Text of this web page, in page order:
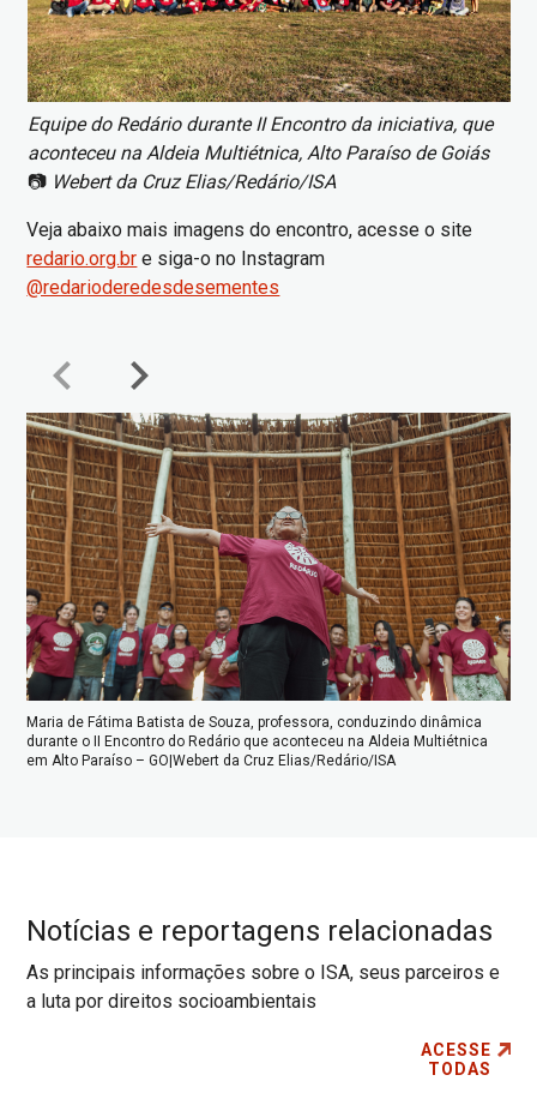
Equipe do Redário durante II Encontro da iniciativa, que
aconteceu na Aldeia Multiétnica, Alto Paraíso de Goiás
📷 Webert da Cruz Elias/Redário/ISA
Veja abaixo mais imagens do encontro, acesse o site
redario.org.br e siga-o no Instagram
@redarioderedesdesementes
keyboard_arrow_left keyboard_arrow_right
Maria de Fátima Batista de Souza, professora, conduzindo dinâmica
durante o II Encontro do Redário que aconteceu na Aldeia Multiétnica
em Alto Paraíso – GO|Webert da Cruz Elias/Redário/ISA
Notícias e reportagens relacionadas
As principais informações sobre o ISA, seus parceiros e
a luta por direitos socioambientais
ACESSE
TODAS